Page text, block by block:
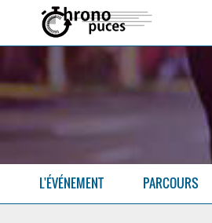
L'ÉVÉNEMENT PARCOURS